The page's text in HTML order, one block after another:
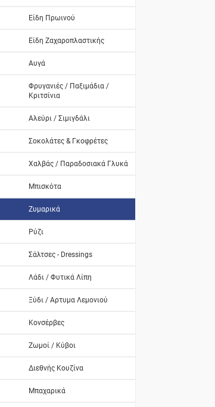
Είδη Πρωινού
Είδη Ζαχαροπλαστικής
Αυγά
Φρυγανιές / Παξιμάδια /
Κριτσίνια
Αλεύρι / Σιμιγδάλι
Σοκολάτες & Γκοφρέτες
Χαλβάς / Παραδοσιακά Γλυκά
Μπισκότα
Ζυμαρικά
Ρύζι
Σάλτσες - Dressings
Λάδι / Φυτικά Λίπη
Ξύδι / Αρτυμα Λεμονιού
Κονσέρβες
Ζωμοί / Κύβοι
Διεθνής Κουζίνα
Μπαχαρικά